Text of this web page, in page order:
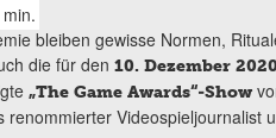
bleiben gewisse Normen,
die für den 10. Dezember
„The Game Awards“-Show
renommierter Videospieljournalist